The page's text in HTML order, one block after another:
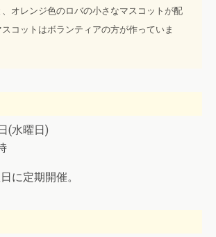
オレンジ色のロバの小さなマスコットが配
コットはボランティアの方が作っていま
(水曜日)
に定期開催。